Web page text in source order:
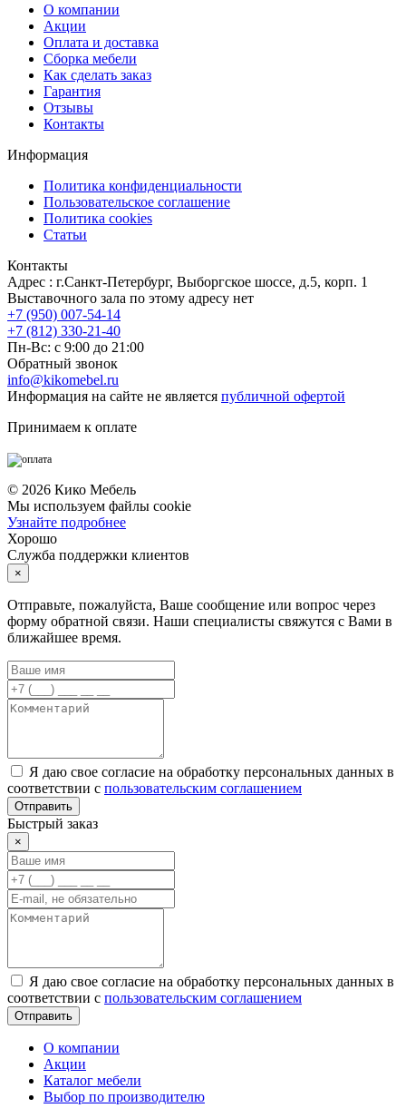
О компании
Акции
Оплата и доставка
Сборка мебели
Как сделать заказ
Гарантия
Отзывы
Контакты
Информация
Политика конфиденциальности
Пользовательское соглашение
Политика cookies
Статьи
Контакты
Адрес : г.Санкт-Петербург, Выборгское шоссе, д.5, корп. 1
Выставочного зала по этому адресу нет
+7 (950) 007-54-14
+7 (812) 330-21-40
Пн-Вс: с 9:00 до 21:00
Обратный звонок
info@kikomebel.ru
Информация на сайте не является публичной офертой
Принимаем к оплате
© 2026 Кико Мебель
Мы используем файлы cookie
Узнайте подробнее
Хорошо
Служба поддержки клиентов
×
Отправьте, пожалуйста, Ваше сообщение или вопрос через
форму обратной связи. Наши специалисты свяжутся с Вами в
ближайшее время.
Я даю свое согласие на обработку персональных данных в
соответствии с пользовательским соглашением
Отправить
Быстрый заказ
×
Я даю свое согласие на обработку персональных данных в
соответствии с пользовательским соглашением
Отправить
О компании
Акции
Каталог мебели
Выбор по производителю